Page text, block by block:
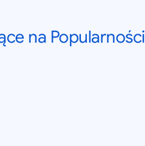
na Popularności